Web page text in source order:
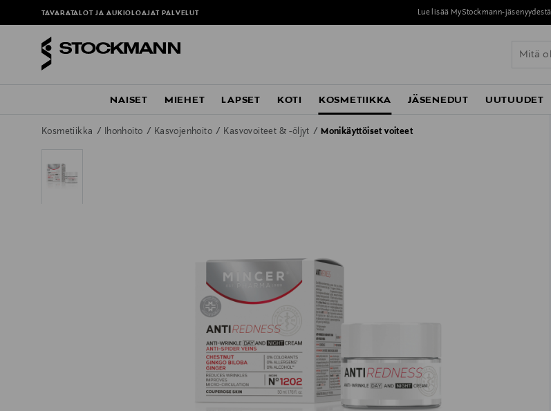
TAVARATALOT JA AUKIOLOAJAT PALVELUT Lue lisää MyStockmann-jäsenyydestä
NAISET MIEHET LAPSET KOTI KOSMETIIKKA JÄSENEDUT UUTUUDET
Kosmetiikka Ihonhoito Kasvojenhoito Kasvovoiteet & -öljyt Monikäyttöiset voiteet